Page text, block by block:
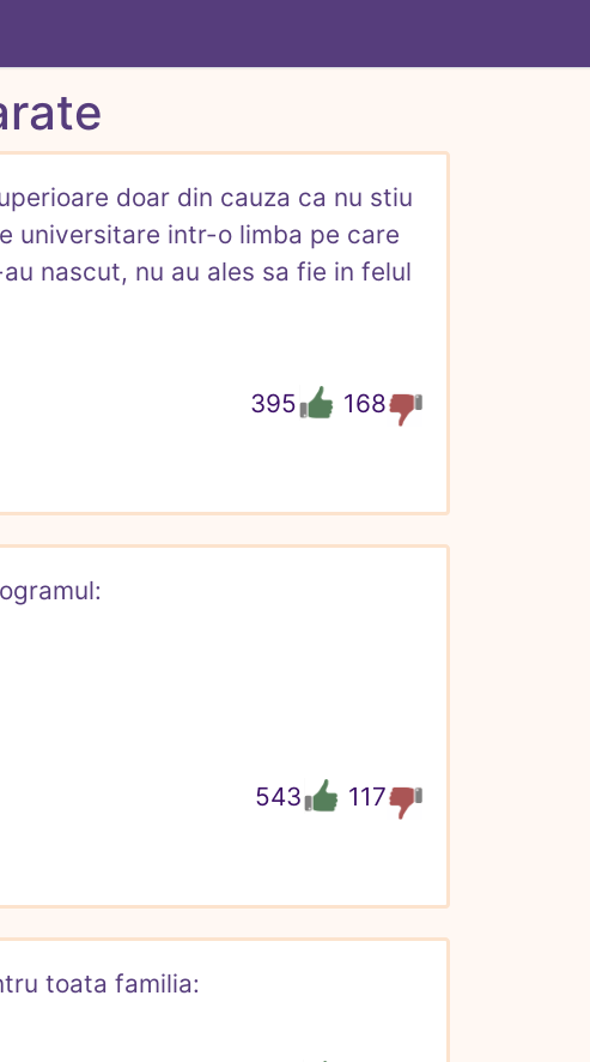
doar din cauza ca nu stiu
universitare intr-o limba pe care
nascut, nu au ales sa fie in felul
168
395
117
543
toata familia: